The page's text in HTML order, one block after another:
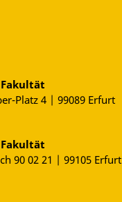
Platz 4 | 99089 Erfurt
90 02 21 | 99105 Erfurt